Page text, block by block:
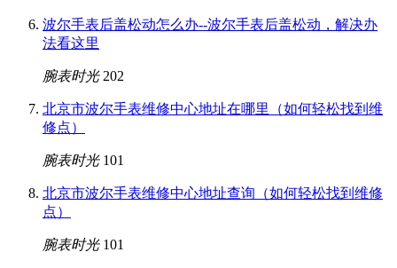
波尔手表后盖松动怎么办--波尔手表后盖松动，解决办
法看这里
腕表时光 202
北京市波尔手表维修中心地址在哪里（如何轻松找到维
修点）
腕表时光 101
北京市波尔手表维修中心地址查询（如何轻松找到维修
点）
腕表时光 101